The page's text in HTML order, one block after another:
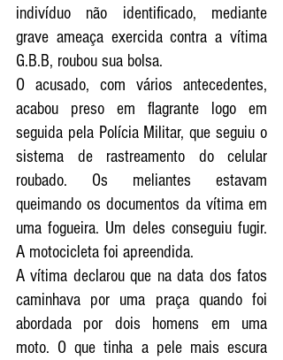
indivíduo não identificado, mediante
grave ameaça exercida contra a vítima
G.B.B, roubou sua bolsa.
O acusado, com vários antecedentes,
acabou preso em flagrante logo em
seguida pela Polícia Militar, que seguiu o
sistema de rastreamento do celular
roubado. Os meliantes estavam
queimando os documentos da vítima em
uma fogueira. Um deles conseguiu fugir.
A motocicleta foi apreendida.
A vítima declarou que na data dos fatos
caminhava por uma praça quando foi
abordada por dois homens em uma
moto. O que tinha a pele mais escura